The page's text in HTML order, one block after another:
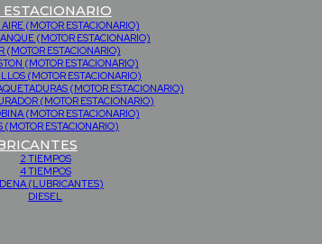
(MOTOR ESTACIONARIO)
(MOTOR ESTACIONARIO)
(MOTOR ESTACIONARIO)
(MOTOR ESTACIONARIO)
(MOTOR ESTACIONARIO)
(MOTOR ESTACIONARIO)
(MOTOR ESTACIONARIO)
(MOTOR ESTACIONARIO)
(MOTOR ESTACIONARIO)
2 TIEMPOS
4 TIEMPOS
(LUBRICANTES)
DIESEL